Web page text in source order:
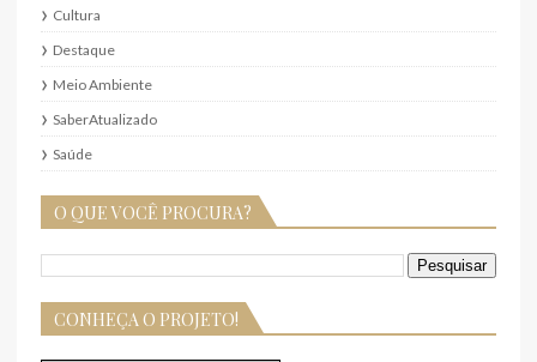
Cultura
Destaque
Meio Ambiente
SaberAtualizado
Saúde
O QUE VOCÊ PROCURA?
CONHEÇA O PROJETO!